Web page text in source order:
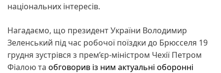
національних інтересів.
Нагадаємо, що президент України Володимир
Зеленський під час робочої поїздки до Брюсселя 19
грудня зустрівся з прем’єр-міністром Чехії Петром
Фіалою та обговорив із ним актуальні оборонні